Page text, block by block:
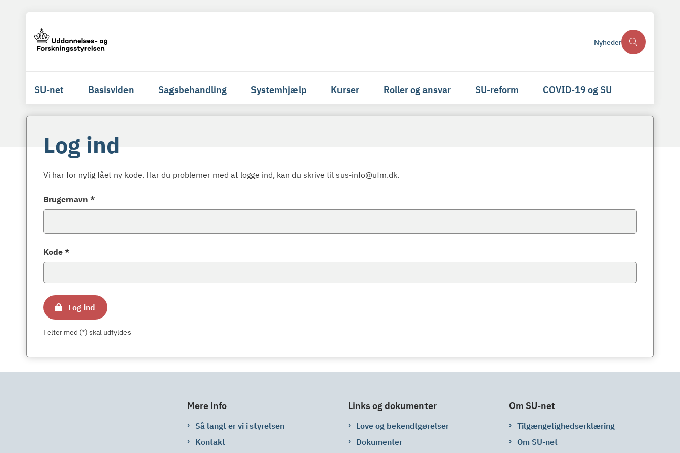
Nyheder
SU-net Basisviden Sagsbehandling Systemhjælp Kurser Roller og ansvar SU-reform COVID-19 og SU
Log ind
Vi har for nylig fået ny kode. Har du problemer med at logge ind, kan du skrive til sus-info@ufm.dk.
Brugernavn *
Kode *
Log ind
Felter med (*) skal udfyldes
Mere info
Så langt er vi i styrelsen
Kontakt
Links og dokumenter
Love og bekendtgørelser
Dokumenter
Om SU-net
Tilgængelighedserklæring
Om SU-net